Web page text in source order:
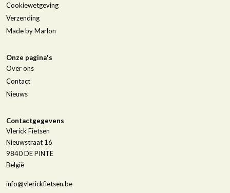
Cookiewetgeving
Verzending
Made by Marlon
Onze pagina's
Over ons
Contact
Nieuws
Contactgegevens
Vlerick Fietsen
Nieuwstraat 16
9840DE PINTE
België
info@vlerickfietsen.be